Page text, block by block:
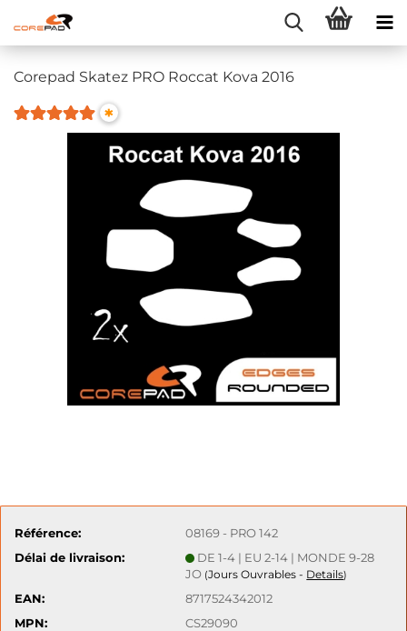
Corepad Skatez PRO Roccat Kova 2016
*
Référence:
08169 - PRO 142
Délai de livraison:
DE 1-4 | EU 2-14 | MONDE 9-28
JO (Jours Ouvrables - Details)
EAN:
8717524342012
MPN:
CS29090